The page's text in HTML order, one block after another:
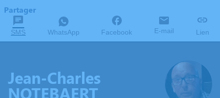
Partager
SMS WhatsApp Facebook E-mail Lien
Jean-Charles
NOTEBAERT